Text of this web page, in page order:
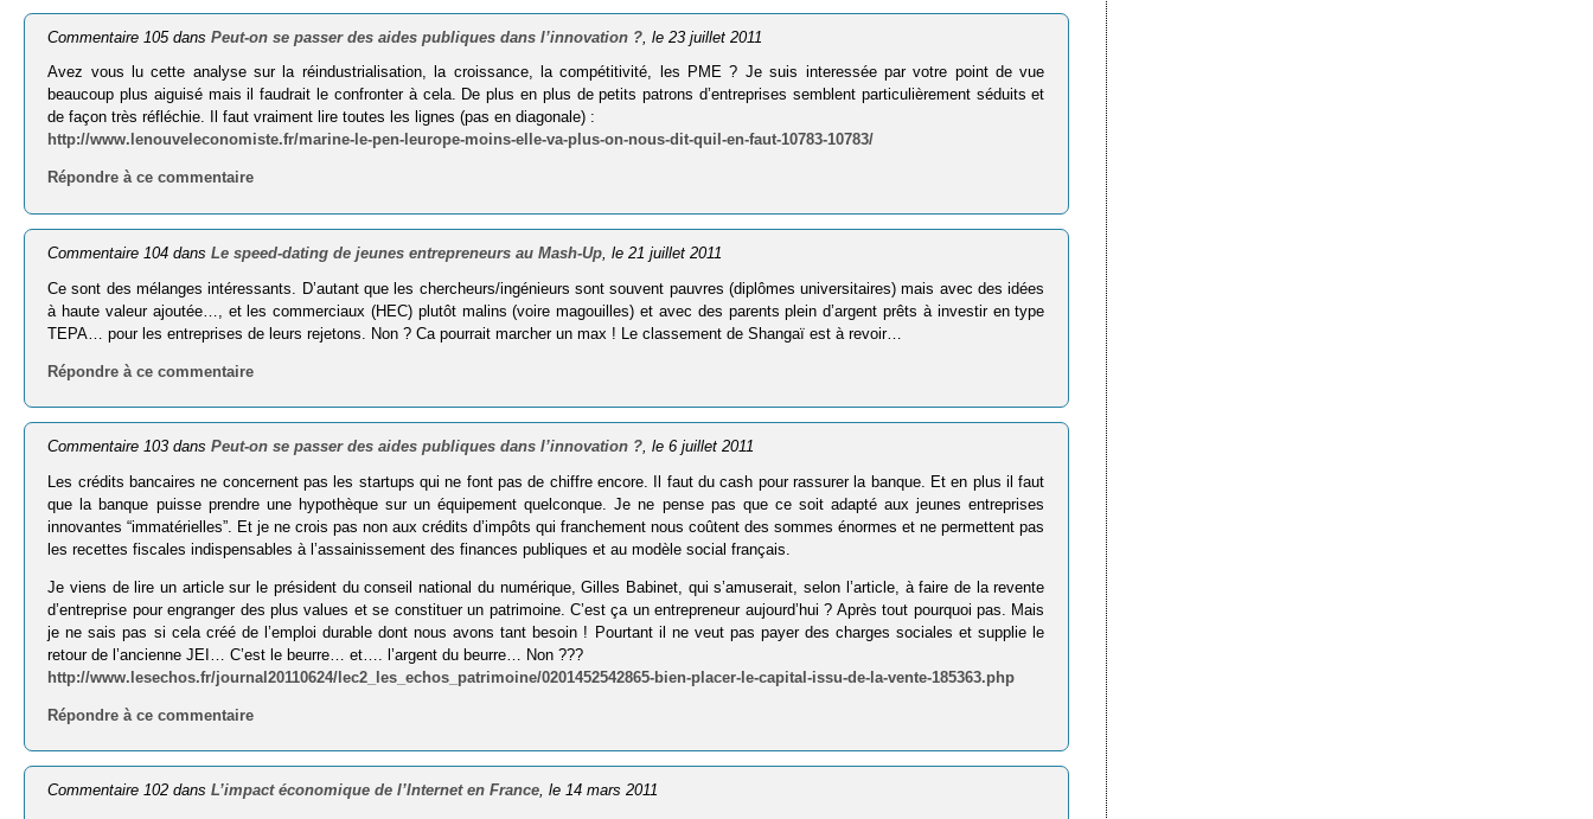
Commentaire 105 dansPeut-on se passer des aides publiques dans l’innovation ? , le 23 juillet 2011
Avez vous lu cette analyse sur la réindustrialisation, la croissance, la compétitivité, les PME ? Je suis interessée par votre point de vue
beaucoup plus aiguisé mais il faudrait le confronter à cela. De plus en plus de petits patrons d’entreprises semblent particulièrement séduits et
de façon très réfléchie. Il faut vraiment lire toutes les lignes (pas en diagonale) :
http://www.lenouveleconomiste.fr/marine-le-pen-leurope-moins-elle-va-plus-on-nous-dit-quil-en-faut-10783-10783/
Répondre à ce commentaire
Commentaire 104 dansLe speed-dating de jeunes entrepreneurs au Mash-Up , le 21 juillet 2011
Ce sont des mélanges intéressants. D’autant que les chercheurs/ingénieurs sont souvent pauvres (diplômes universitaires) mais avec des idées
à haute valeur ajoutée…, et les commerciaux (HEC) plutôt malins (voire magouilles) et avec des parents plein d’argent prêts à investir en type
TEPA… pour les entreprises de leurs rejetons. Non ? Ca pourrait marcher un max ! Le classement de Shangaï est à revoir…
Répondre à ce commentaire
Commentaire 103 dansPeut-on se passer des aides publiques dans l’innovation ?, le 6 juillet 2011
Les crédits bancaires ne concernent pas les startups qui ne font pas de chiffre encore. Il faut du cash pour rassurer la banque. Et en plus il faut
que la banque puisse prendre une hypothèque sur un équipement quelconque. Je ne pense pas que ce soit adapté aux jeunes entreprises
innovantes “immatérielles”. Et je ne crois pas non aux crédits d’impôts qui franchement nous coûtent des sommes énormes et ne permettent pas
les recettes fiscales indispensables à l’assainissement des finances publiques et au modèle social français.
Je viens de lire un article sur le président du conseil national du numérique, Gilles Babinet, qui s’amuserait, selon l’article, à faire de la revente
d’entreprise pour engranger des plus values et se constituer un patrimoine. C’est ça un entrepreneur aujourd’hui ? Après tout pourquoi pas. Mais
je ne sais pas si cela créé de l’emploi durable dont nous avons tant besoin ! Pourtant il ne veut pas payer des charges sociales et supplie le
retour de l’ancienne JEI… C’est le beurre… et…. l’argent du beurre… Non ???
http://www.lesechos.fr/journal20110624/lec2_les_echos_patrimoine/0201452542865-bien-placer-le-capital-issu-de-la-vente-185363.php
Répondre à ce commentaire
Commentaire 102 dansL’impact économique de l’Internet en France, le 14 mars 2011